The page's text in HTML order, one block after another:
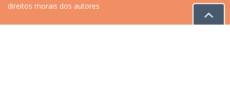
direitos morais dos autores